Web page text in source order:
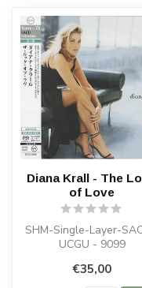
Diana Krall - The
of Love
SHM-Single-Layer-
UCGU - 9099
€35,00